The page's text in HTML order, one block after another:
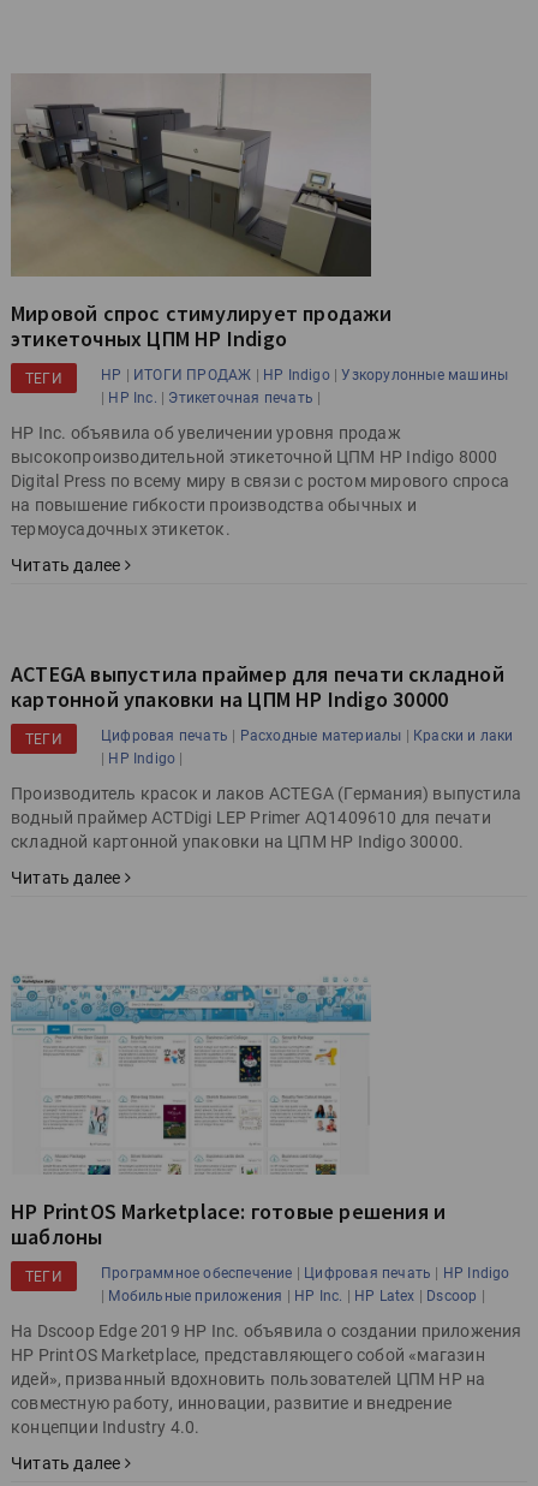
Мировой спрос стимулирует продажи
этикеточных ЦПМ HP Indigo
ТЕГИ HP | ИТОГИ ПРОДАЖ | HP Indigo|Узкорулонные машины
| HP Inc. | Этикеточная печать |
HP Inc. объявила об увеличении уровня продаж
высокопроизводительной этикеточной ЦПМ HP Indigo 8000
Digital Press по всему миру в связи с ростом мирового спроса
на повышение гибкости производства обычных и
термоусадочных этикеток.
Читать далее
ACTEGA выпустила праймер для печати складной
картонной упаковки на ЦПМ HP Indigo 30000
ТЕГИ Цифровая печать | Расходные материалы | Краски и лаки
| HP Indigo |
Производитель красок и лаков ACTEGA (Германия) выпустила
водный праймер ACTDigi LEP Primer AQ1409610 для печати
складной картонной упаковки на ЦПМ HP Indigo 30000.
Читать далее
HP PrintOS Marketplace: готовые решения и
шаблоны
ТЕГИ Программное обеспечение | Цифровая печать | HP Indigo
| Мобильные приложения | HP Inc. | HP Latex | Dscoop |
На Dscoop Edge 2019 HP Inc. объявила о создании приложения
HP PrintOS Marketplace, представляющего собой «магазин
идей», призванный вдохновить пользователей ЦПМ HP на
совместную работу, инновации, развитие и внедрение
концепции Industry 4.0.
Читать далее